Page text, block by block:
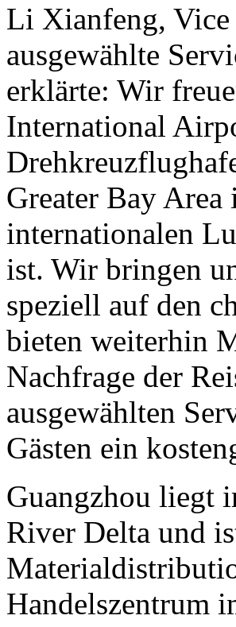
Li Xianfeng,
ausgewählte
erklärte: Wir
International
Greater Bay
internationalen
ist. Wir bringen
speziell auf den
bieten weiterhin
Nachfrage der
ausgewählten
Gästen ein
Guangzhou liegt
River Delta und
Handelszentrum